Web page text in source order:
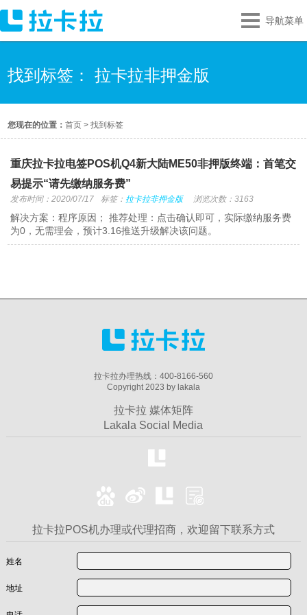
导航菜单
找到标签： 拉卡拉非押金版
您现在的位置：首页 >找到标签
重庆拉卡拉电签POS机Q4新大陆ME50非押版终端：首笔交
易提示“请先缴纳服务费”
发布时间：2020/07/17 标签： 拉卡拉非押金版 浏览次数：3163
解决方案：程序原因； 推荐处理：点击确认即可，实际缴纳服务费
为0，无需理会，预计3.16推送升级解决该问题。
拉卡拉办理热线：400-8166-560
Copyright 2023 by lakala
拉卡拉 媒体矩阵
Lakala Social Media
拉卡拉POS机办理或代理招商，欢迎留下联系方式
姓名
地址